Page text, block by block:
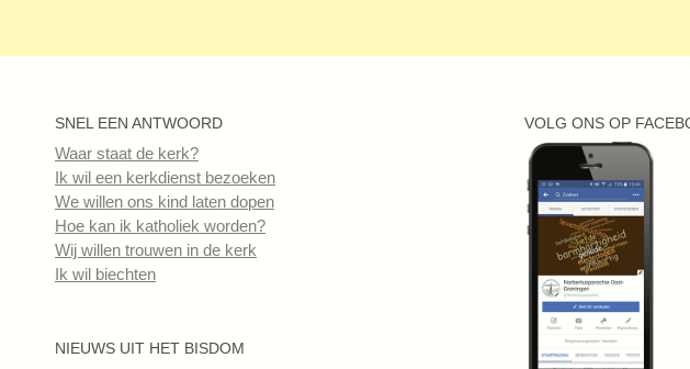
SNEL EEN ANTWOORD
Waar staat de kerk?
Ik wil een kerkdienst bezoeken
We willen ons kind laten dopen
Hoe kan ik katholiek worden?
Wij willen trouwen in de kerk
Ik wil biechten
NIEUWS UIT HET BISDOM
VOLG ONS OP